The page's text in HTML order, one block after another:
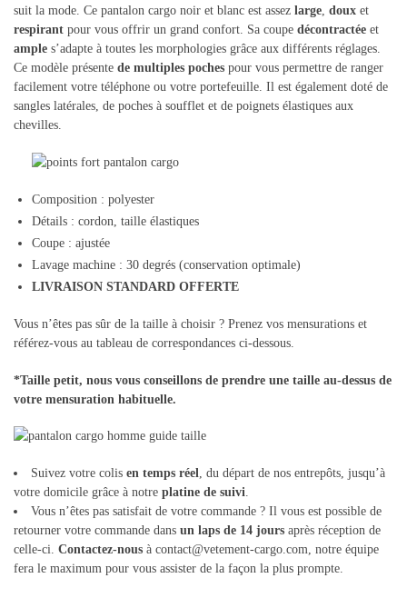
suit la mode. Ce pantalon cargo noir et blanc est assez large, doux et
respirant pour vous offrir un grand confort. Sa coupe décontractée et
ample s’adapte à toutes les morphologies grâce aux différents réglages.
Ce modèle présente de multiples poches pour vous permettre de ranger
facilement votre téléphone ou votre portefeuille. Il est également doté de
sangles latérales, de poches à soufflet et de poignets élastiques aux
chevilles.
Composition : polyester
Détails : cordon, taille élastiques
Coupe : ajustée
Lavage machine : 30 degrés (conservation optimale)
LIVRAISON STANDARD OFFERTE
Vous n’êtes pas sûr de la taille à choisir ? Prenez vos mensurations et
référez-vous au tableau de correspondances ci-dessous.
*Taille petit, nous vous conseillons de prendre une taille au-dessus de
votre mensuration habituelle.
Suivez votre colis en temps réel, du départ de nos entrepôts, jusqu’à
votre domicile grâce à notre platine de suivi.
Vous n’êtes pas satisfait de votre commande ? Il vous est possible de
retourner votre commande dans un laps de 14 jours après réception de
celle-ci. Contactez-nous à contact@vetement-cargo.com, notre équipe
fera le maximum pour vous assister de la façon la plus prompte.